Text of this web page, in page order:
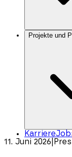
Projekte und
Karriere
11. Juni 2026